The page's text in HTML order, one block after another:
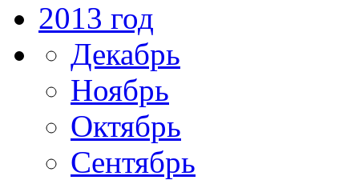
2013 год
Декабрь
Ноябрь
Октябрь
Сентябрь